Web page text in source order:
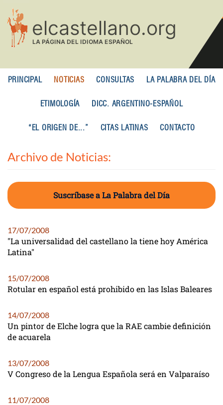
contenido
principal
PRINCIPAL NOTICIAS CONSULTAS LA PALABRA DEL DÍA
ETIMOLOGÍA DICC. ARGENTINO-ESPAÑOL
“EL ORIGEN DE...” CITAS LATINAS CONTACTO
Archivo de Noticias:
Suscríbase a La Palabra del Día
17/07/2008
"La universalidad del castellano la tiene hoy América
Latina"
15/07/2008
Rotular en español está prohibido en las Islas Baleares
14/07/2008
Un pintor de Elche logra que la RAE cambie definición
de acuarela
13/07/2008
V Congreso de la Lengua Española será en Valparaíso
11/07/2008